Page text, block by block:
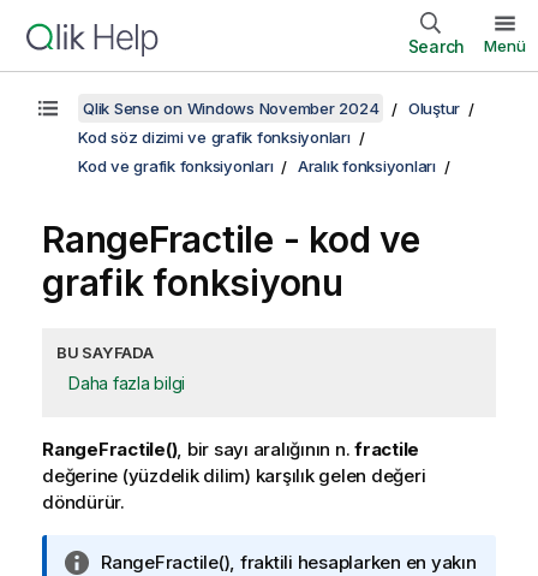
Search Menü
Qlik Sense on Windows November 2024
Oluştur
Kod söz dizimi ve grafik fonksiyonları
Kod ve grafik fonksiyonları
Aralık fonksiyonları
RangeFractile - kod ve
grafik fonksiyonu
BU SAYFADA
Daha fazla bilgi
RangeFractile(), bir sayı aralığının n. fractile
değerine (yüzdelik dilim) karşılık gelen değeri
döndürür.
B
RangeFractile(), fraktili hesaplarken en yakın